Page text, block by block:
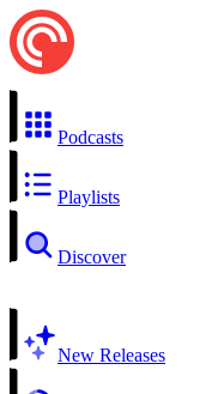
Podcasts
Playlists
Discover
New Releases